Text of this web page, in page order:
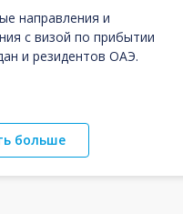
направления и
с визой по прибытии
и резидентов ОАЭ.
больше